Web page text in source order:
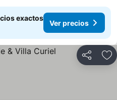
exactos
Ver precios
Compartir